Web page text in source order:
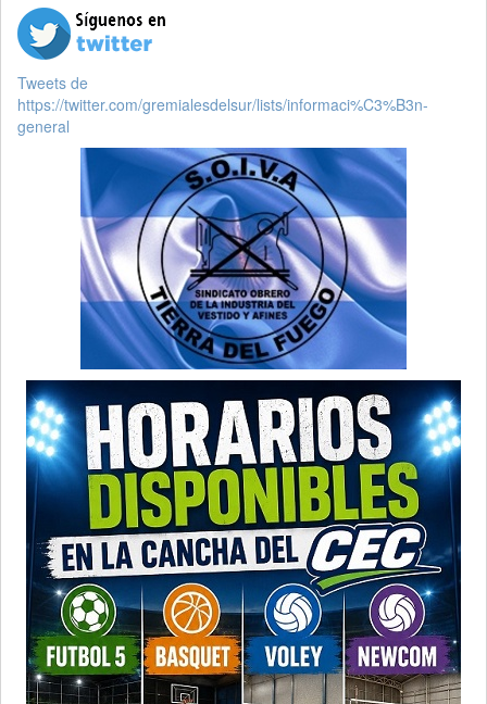
Tweets de
https://twitter.com/gremialesdelsur/lists/informaci%C3%B3n-
general